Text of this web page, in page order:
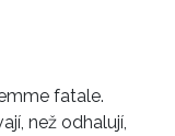
fatale.
než odhalují,